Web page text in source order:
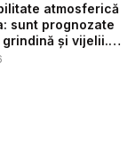
atmosferică
sunt prognozate
și vijelii.